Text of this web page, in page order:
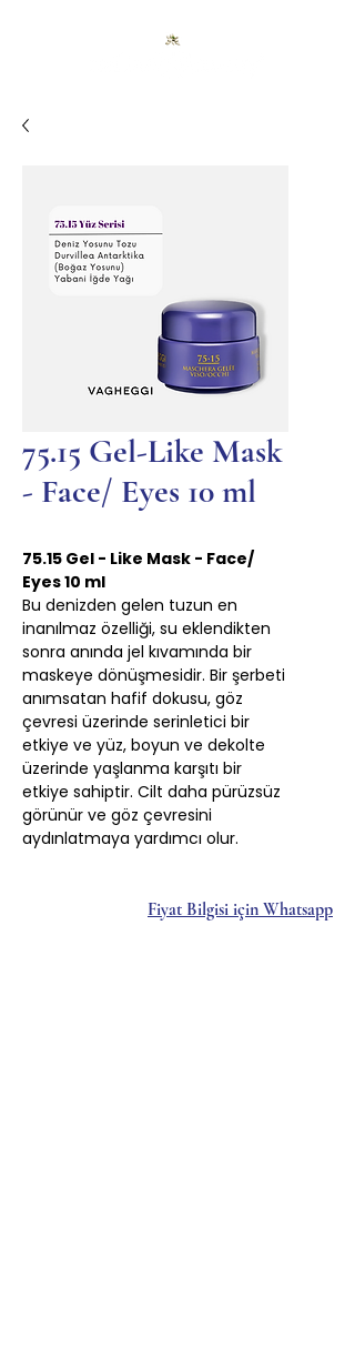
75.15 Gel-Like Mask
- Face/ Eyes 10 ml
75.15 Gel - Like Mask - Face/
Eyes 10 ml
Bu denizden gelen tuzun en
inanılmaz özelliği, su eklendikten
sonra anında jel kıvamında bir
maskeye dönüşmesidir. Bir şerbeti
anımsatan hafif dokusu, göz
çevresi üzerinde serinletici bir
etkiye ve yüz, boyun ve dekolte
üzerinde yaşlanma karşıtı bir
etkiye sahiptir. Cilt daha pürüzsüz
görünür ve göz çevresini
aydınlatmaya yardımcı olur.
Fiyat Bilgisi için Whatsapp